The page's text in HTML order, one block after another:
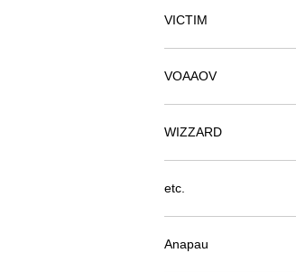
VICTIM
VOAAOV
WIZZARD
etc.
Anapau